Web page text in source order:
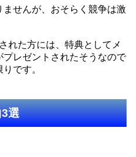
せんが、おそらく競争は激
れた方には、特典としてメ
レゼントされたそうなので
です。
選